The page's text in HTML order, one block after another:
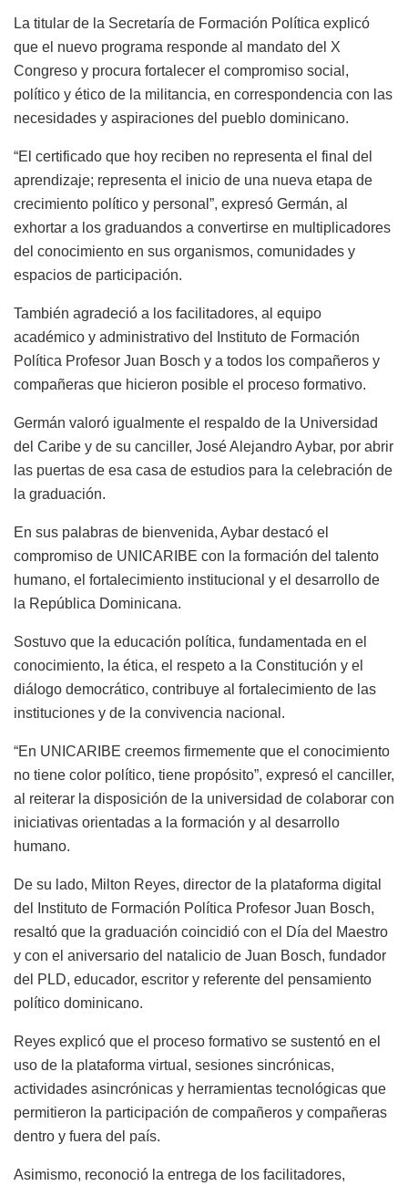
La titular de la Secretaría de Formación Política explicó
que el nuevo programa responde al mandato del X
Congreso y procura fortalecer el compromiso social,
político y ético de la militancia, en correspondencia con las
necesidades y aspiraciones del pueblo dominicano.
“El certificado que hoy reciben no representa el final del
aprendizaje; representa el inicio de una nueva etapa de
crecimiento político y personal”, expresó Germán, al
exhortar a los graduandos a convertirse en multiplicadores
del conocimiento en sus organismos, comunidades y
espacios de participación.
También agradeció a los facilitadores, al equipo
académico y administrativo del Instituto de Formación
Política Profesor Juan Bosch y a todos los compañeros y
compañeras que hicieron posible el proceso formativo.
Germán valoró igualmente el respaldo de la Universidad
del Caribe y de su canciller, José Alejandro Aybar, por abrir
las puertas de esa casa de estudios para la celebración de
la graduación.
En sus palabras de bienvenida, Aybar destacó el
compromiso de UNICARIBE con la formación del talento
humano, el fortalecimiento institucional y el desarrollo de
la República Dominicana.
Sostuvo que la educación política, fundamentada en el
conocimiento, la ética, el respeto a la Constitución y el
diálogo democrático, contribuye al fortalecimiento de las
instituciones y de la convivencia nacional.
“En UNICARIBE creemos firmemente que el conocimiento
no tiene color político, tiene propósito”, expresó el canciller,
al reiterar la disposición de la universidad de colaborar con
iniciativas orientadas a la formación y al desarrollo
humano.
De su lado, Milton Reyes, director de la plataforma digital
del Instituto de Formación Política Profesor Juan Bosch,
resaltó que la graduación coincidió con el Día del Maestro
y con el aniversario del natalicio de Juan Bosch, fundador
del PLD, educador, escritor y referente del pensamiento
político dominicano.
Reyes explicó que el proceso formativo se sustentó en el
uso de la plataforma virtual, sesiones sincrónicas,
actividades asincrónicas y herramientas tecnológicas que
permitieron la participación de compañeros y compañeras
dentro y fuera del país.
Asimismo, reconoció la entrega de los facilitadores,